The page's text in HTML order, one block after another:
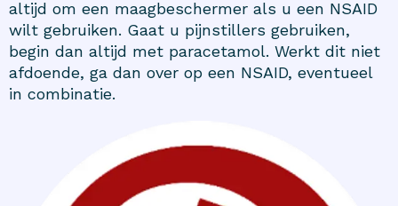
altijd om een maagbeschermer als u een NSAID
wilt gebruiken. Gaat u pijnstillers gebruiken,
begin dan altijd met paracetamol. Werkt dit niet
afdoende, ga dan over op een NSAID, eventueel
in combinatie.